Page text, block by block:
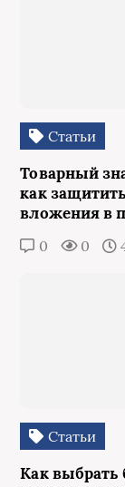
Статьи
Товарный
как
вложения в
0 0
Статьи
Как выбрать